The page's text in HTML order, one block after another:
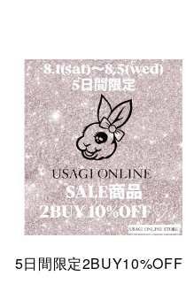
5日間限定2BUY10%OFF